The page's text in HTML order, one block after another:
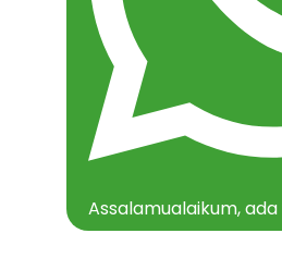
Assalamualaikum,